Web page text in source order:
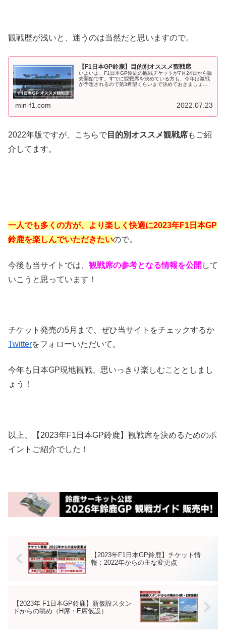
観戦歴が浅いと、迷うのは当然だと思いますので。
【F1日本GP鈴鹿】目的別オススメ観戦席
いよいよ、F1日本GP鈴鹿の観戦チケットが7月24日から販
売開始です。すでに観戦席を決めている方も、今年は激戦
が予想されるので第3希望くらいまで決めておきましょ
min-f1.com 2022.07.23
2022年版ですが、こちらで 目的別オススメ観戦席もご紹
介してます。
一人でも多くの方が、より楽しく快適に2023年F1日本GP
鈴鹿を楽しんでいただきたいので。
今後も当サイトでは、 観戦席の参考となる情報を公開 して
いこうと思っています！
チケット発売の5月まで、ぜひ当サイトをチェックするか
Twitterをフォローいただいて。
今年も日本GP現地観戦、思いっきり楽しむこととしまし
ょう！
以上、【2023年F1日本GP鈴鹿】観戦席を決めるためのポ
イントご紹介でした！
【2023年F1日本GP鈴鹿】チケット情
報：2022年からの主な変更点
【2023年 F1日本GP鈴鹿】新仮設スタン
ドからの眺め（H席・E席仮設）